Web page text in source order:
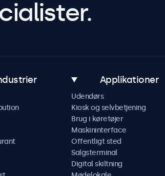
Applikationer
Udendørs
Kiosk og selvbetjening
Brug i køretøjer
Maskininterface
Offentligt sted
Salgsterminal
Digital skiltning